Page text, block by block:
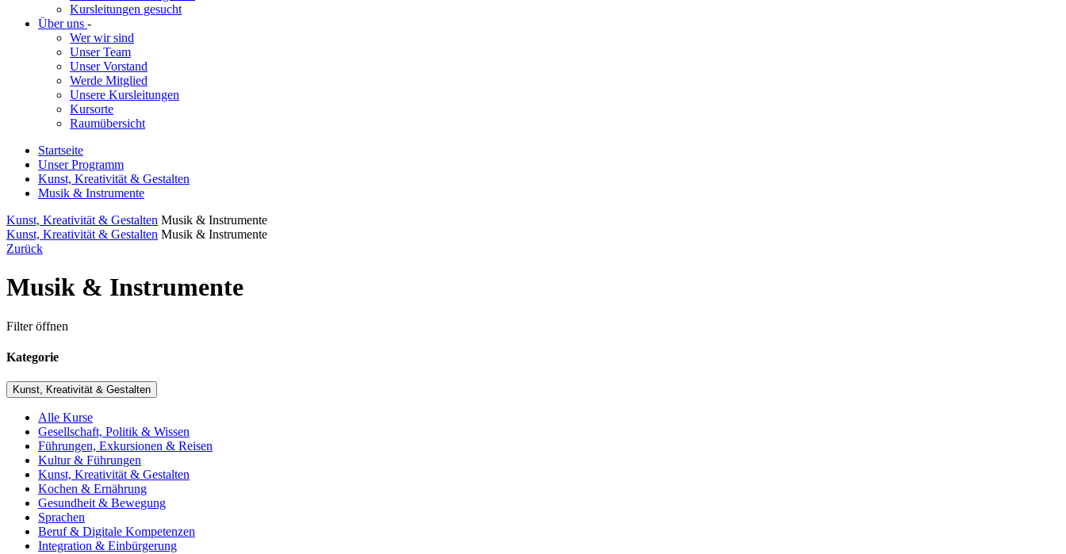
Kursleitungen gesucht
Über uns -
Wer wir sind
Unser Team
Unser Vorstand
Werde Mitglied
Unsere Kursleitungen
Kursorte
Raumübersicht
Startseite
Unser Programm
Kunst, Kreativität & Gestalten
Musik & Instrumente
Kunst, Kreativität & Gestalten Musik & Instrumente
Kunst, Kreativität & Gestalten Musik & Instrumente
Zurück
Musik & Instrumente
Filter öffnen
Kategorie
Kunst, Kreativität & Gestalten
Alle Kurse
Gesellschaft, Politik & Wissen
Führungen, Exkursionen & Reisen
Kultur & Führungen
Kunst, Kreativität & Gestalten
Kochen & Ernährung
Gesundheit & Bewegung
Sprachen
Beruf & Digitale Kompetenzen
Integration & Einbürgerung